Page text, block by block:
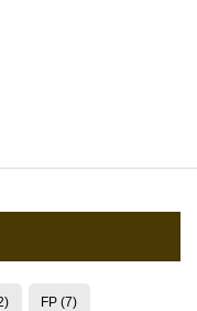
FP (7)